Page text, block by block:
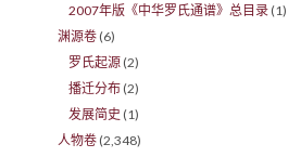
2007年版《中华罗氏通谱》总目录 (1)
渊源卷 (6)
罗氏起源 (2)
播迁分布 (2)
发展简史 (1)
人物卷 (2,348)